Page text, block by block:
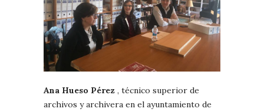
Ana Hueso Pérez , técnico superior de
archivos y archivera en el ayuntamiento de